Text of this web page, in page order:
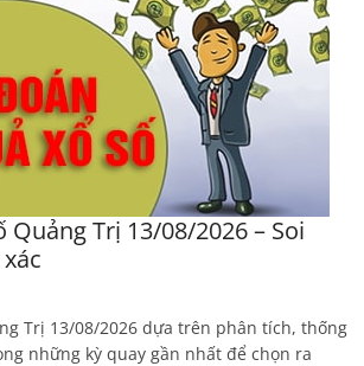
Quảng Trị 13/08/2026 – Soi
Trị 13/08/2026 dựa trên phân tích, thống
những kỳ quay gần nhất để chọn ra